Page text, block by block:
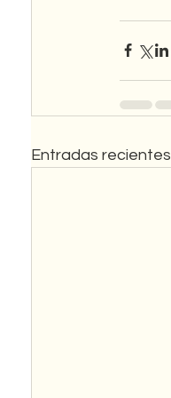
Entradas recientes